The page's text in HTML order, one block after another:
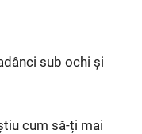
sub ochi și
cum să-ți mai